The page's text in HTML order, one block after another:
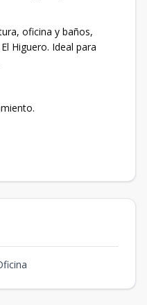
oficina y baños,
Higuero. Ideal para